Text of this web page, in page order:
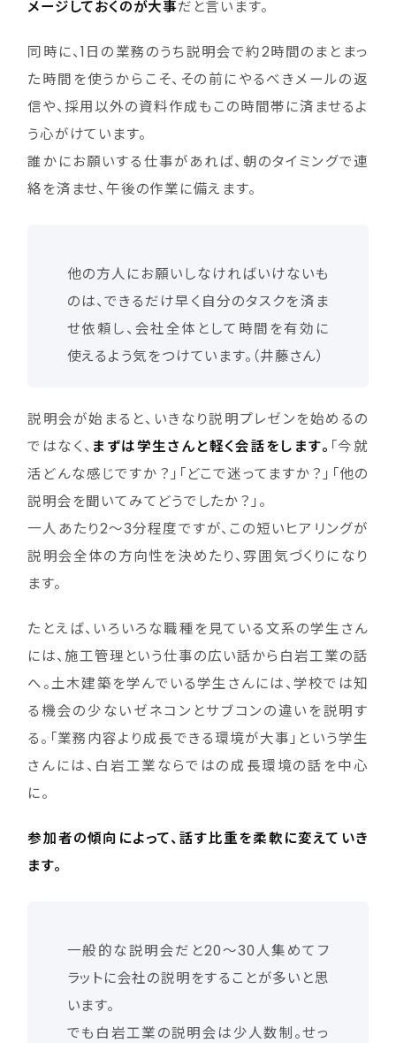
メージしておくのが大事だと言います。
同時に、1日の業務のうち説明会で約2時間のまとまっ
た時間を使うからこそ、その前にやるべきメールの返
信や、採用以外の資料作成もこの時間帯に済ませるよ
う心がけています。
誰かにお願いする仕事があれば、朝のタイミングで連
絡を済ませ、午後の作業に備えます。
他の方人にお願いしなければいけないも
のは、できるだけ早く自分のタスクを済ま
せ依頼し、会社全体として時間を有効に
使えるよう気をつけています。（井藤さん）
説明会が始まると、いきなり説明プレゼンを始めるの
ではなく、 まずは学生さんと軽く会話をします。 「今就
活どんな感じですか？」「どこで迷ってますか？」「他の
説明会を聞いてみてどうでしたか？」。
一人あたり2〜3分程度ですが、この短いヒアリングが
説明会全体の方向性を決めたり、雰囲気づくりになり
ます。
たとえば、いろいろな職種を見ている文系の学生さん
には、施工管理という仕事の広い話から白岩工業の話
へ。土木建築を学んでいる学生さんには、学校では知
る機会の少ないゼネコンとサブコンの違いを説明す
る。「業務内容より成長できる環境が大事」という学生
さんには、白岩工業ならではの成長環境の話を中心
に。
参加者の傾向によって、話す比重を柔軟に変えていき
ます。
一般的な説明会だと20〜30人集めてフ
ラットに会社の説明をすることが多いと思
います。
でも白岩工業の説明会は少人数制。せっ